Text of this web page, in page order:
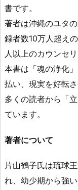
書です​。
著者は沖縄のユタ
録者数10万人超え
人以上のカウンセ
本書は「魂の浄化
払い、現実を好転
多くの読者から「
ています​。
著者について
片山鶴子氏は琉球
れ、幼少期から強